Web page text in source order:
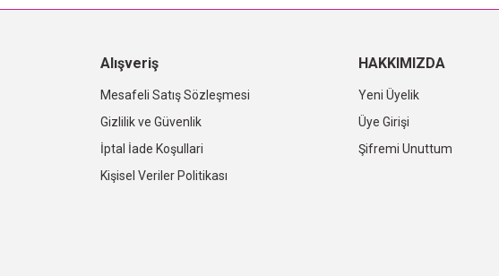
Alışveriş
Mesafeli Satış Sözleşmesi
Gizlilik ve Güvenlik
İptal İade Koşullari
Kişisel Veriler Politikası
HAKKIMIZDA
Yeni Üyelik
Üye Girişi
Şifremi Unuttum